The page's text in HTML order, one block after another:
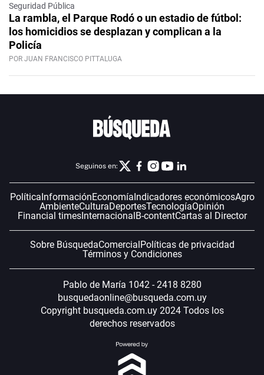
Seguridad Pública
La rambla, el Parque Rodó o un estadio de fútbol:
los homicidios se desplazan y complican a la
Policía
POR JUAN FRANCISCO PITTALUGA
Seguinos en:
PolíticaInformaciónEconomíaIndicadores económicosAgro
AmbienteCulturaDeportesTecnologíaOpinión
Financial timesInternacionalB-contentCartas al Director
Sobre BúsquedaComercialPolíticas de privacidad
Términos y Condiciones
Pablo de María 1042 - 2418 8280
busquedaonline@busqueda.com.uy
Copyright busqueda.com.uy 2024 Todos los
derechos reservados